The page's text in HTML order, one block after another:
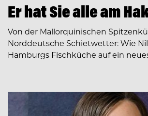
Er hat Sie alle am
Von der Mallorquinischen
Norddeutsche Schietwetter: Wie
Hamburgs Fischküche auf ein